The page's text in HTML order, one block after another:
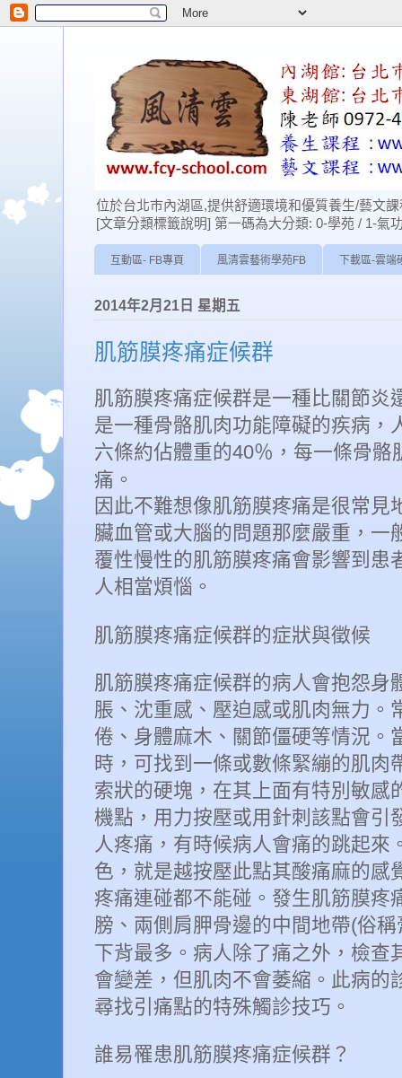
位於台北巿內湖區,提供舒適環境和優質養生/藝文
[文章分類標籤說明] 第一碼為大分類: 0-學苑 / 1-氣
互動區- FB專頁 風清雲藝術學苑FB 下載區-雲端
2014年2月21日 星期五
肌筋膜疼痛症候群
肌筋膜疼痛症候群是一種比關節炎
是一種骨骼肌肉功能障礙的疾病，
六條約佔體重的40％，每一條骨骼
痛。
因此不難想像肌筋膜疼痛是很常見
臟血管或大腦的問題那麼嚴重，一
覆性慢性的肌筋膜疼痛會影響到患
人相當煩惱。
肌筋膜疼痛症候群的症狀與徵候
肌筋膜疼痛症候群的病人會抱怨身
脹、沈重感、壓迫感或肌肉無力。
倦、身體麻木、關節僵硬等情況。
時，可找到一條或數條緊繃的肌肉
索狀的硬塊，在其上面有特別敏感
機點，用力按壓或用針刺該點會引
人疼痛，有時候病人會痛的跳起來
色，就是越按壓此點其酸痛麻的感
疼痛連碰都不能碰。發生肌筋膜疼
膀、兩側肩胛骨邊的中間地帶(俗稱
下背最多。病人除了痛之外，檢查
會變差，但肌肉不會萎縮。此病的
尋找引痛點的特殊觸診技巧。
誰易罹患肌筋膜疼痛症候群？